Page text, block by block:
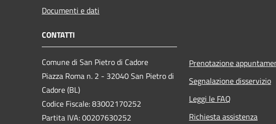
Documenti e dati
CONTATTI
Comune di San Pietro di Cadore
Piazza Roma n. 2 - 32040 San Pietro di
Cadore (BL)
Codice Fiscale: 83002170252
Partita IVA: 00207630252
Prenotazione
Segnalazione disservizio
Leggi le FAQ
Richiesta assistenza